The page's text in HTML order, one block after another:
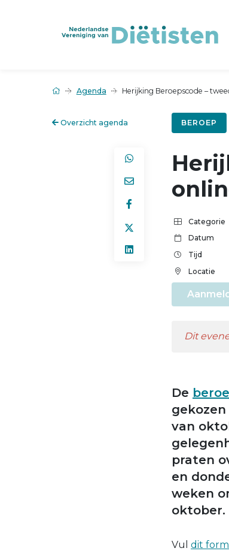
Agenda Herijking Beroepscode –
Overzicht agenda BEROEP
Categorie
Datum
Tijd
Locatie
Dit
De
van
praten
en
weken
oktober.
Vul dit